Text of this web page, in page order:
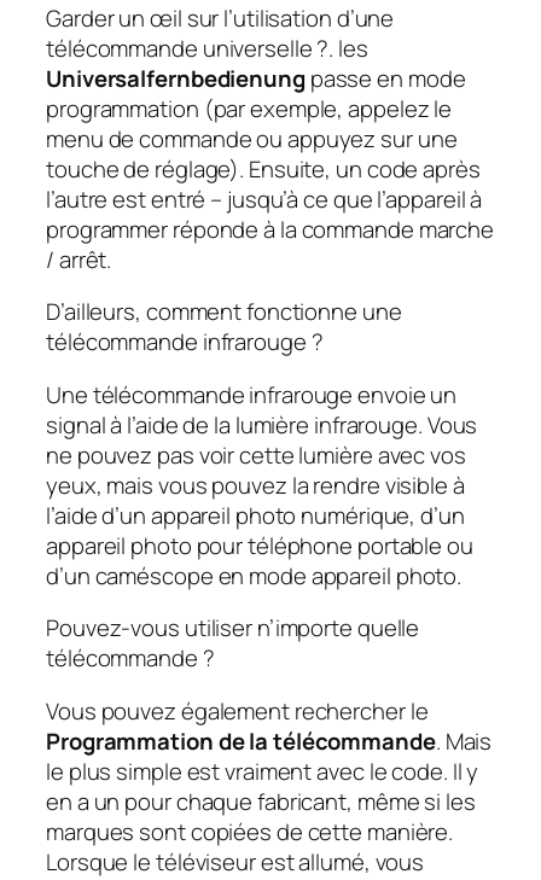
Garder un œil sur l’utilisation d’une
télécommande universelle ?. les
Universalfernbedienung passe en mode
programmation (par exemple, appelez le
menu de commande ou appuyez sur une
touche de réglage). Ensuite, un code après
l’autre est entré – jusqu’à ce que l’appareil à
programmer réponde à la commande marche
/ arrêt.
D’ailleurs, comment fonctionne une
télécommande infrarouge ?
Une télécommande infrarouge envoie un
signal à l’aide de la lumière infrarouge. Vous
ne pouvez pas voir cette lumière avec vos
yeux, mais vous pouvez la rendre visible à
l’aide d’un appareil photo numérique, d’un
appareil photo pour téléphone portable ou
d’un caméscope en mode appareil photo.
Pouvez-vous utiliser n’importe quelle
télécommande ?
Vous pouvez également rechercher le
Programmation de la télécommande. Mais
le plus simple est vraiment avec le code. Il y
en a un pour chaque fabricant, même si les
marques sont copiées de cette manière.
Lorsque le téléviseur est allumé, vous